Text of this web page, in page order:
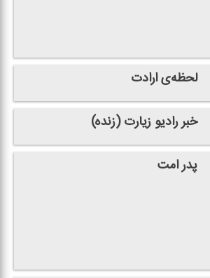
لحظه‌ی ارادت
خبر رادیو زیارت (زنده)
پدر امت